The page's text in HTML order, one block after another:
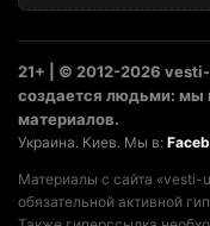
21+ | © 2012-2026
создается людьми: мы
материалов.
Украина. Киев. Мы в:
Материалы с сайта «vesti-
обязательной активной